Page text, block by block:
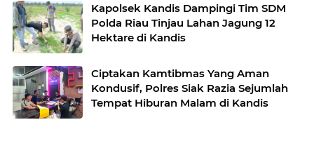
Kapolsek Kandis Dampingi Tim SDM
Polda Riau Tinjau Lahan Jagung 12
Hektare di Kandis
Ciptakan Kamtibmas Yang Aman
Kondusif, Polres Siak Razia Sejumlah
Tempat Hiburan Malam di Kandis